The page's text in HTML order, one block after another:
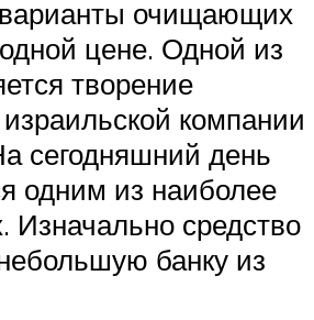
очищающих
цене. Одной из
творение
компании
сегодняшний день
одним из наиболее
Изначально средство
банку из